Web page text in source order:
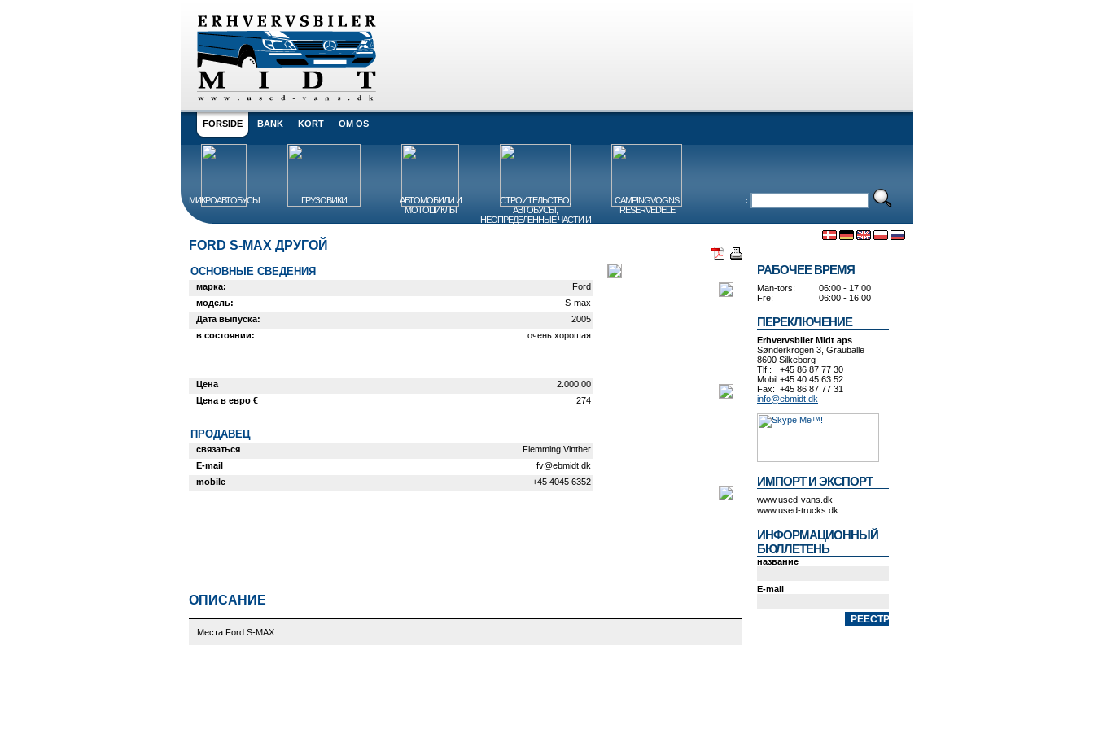
FORSIDE BANK KORT OM OS
МИКРОАВТОБУСЫ ГРУЗОВИКИ
АВТОМОБИЛИ И
МОТОЦИКЛЫ
СТРОИТЕЛЬСТВО,
АВТОБУСЫ,
НЕОПРЕДЕЛЕННЫЕ ЧАСТИ И
CAMPINGVOGNS
RESERVEDELE
:
FORD S-MAX ДРУГОЙ
ОСНОВНЫЕ СВЕДЕНИЯ
марка:
Ford
модель:
S-max
Дата выпуска:
2005
в состоянии:
очень хорошая
Цена
2.000,00
Цена в евро €
274
ПРОДАВЕЦ
связаться
Flemming Vinther
E-mail
fv@ebmidt.dk
mobile
+45 4045 6352
ОПИСАНИЕ
Места Ford S-MAX
РАБОЧЕЕ ВРЕМЯ
Man-tors:
06:00 - 17:00
Fre:
06:00 - 16:00
ПЕРЕКЛЮЧЕНИЕ
Erhvervsbiler Midt aps
Sønderkrogen 3, Grauballe
8600 Silkeborg
Tlf.:
+45 86 87 77 30
Mobil:+45 40 45 63 52
Fax: +45 86 87 77 31
info@ebmidt.dk
ИМПОРТ И ЭКСПОРТ
www.used-vans.dk
www.used-trucks.dk
ИНФОРМАЦИОННЫЙ
БЮЛЛЕТЕНЬ
название
E-mail